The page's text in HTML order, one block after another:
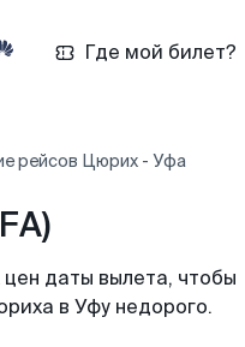
Где мой билет?
рейсов Цюрих - Уфа
даты вылета, чтобы
в Уфу недорого.